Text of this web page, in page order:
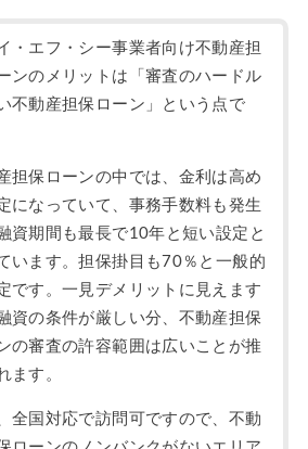
・エフ・シー事業者向け不動産担
ンのメリットは「審査のハードル
不動産担保ローン」という点で
担保ローンの中では、金利は高め
になっていて、事務手数料も発生
資期間も最長で10年と短い設定と
います。担保掛目も70％と一般的
です。一見デメリットに見えます
資の条件が厳しい分、不動産担保
の審査の許容範囲は広いことが推
ます。
全国対応で訪問可ですので、不動